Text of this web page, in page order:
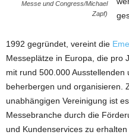
Messe und Congress/Michael
Zapf)
1992 gegründet, vereint die
Messeplätze in Europa, die pro
mit rund 500.000
beherbergen und organisieren.
unabhängigen Vereinigung ist
Messebranche durch die
und Kundenservices zu